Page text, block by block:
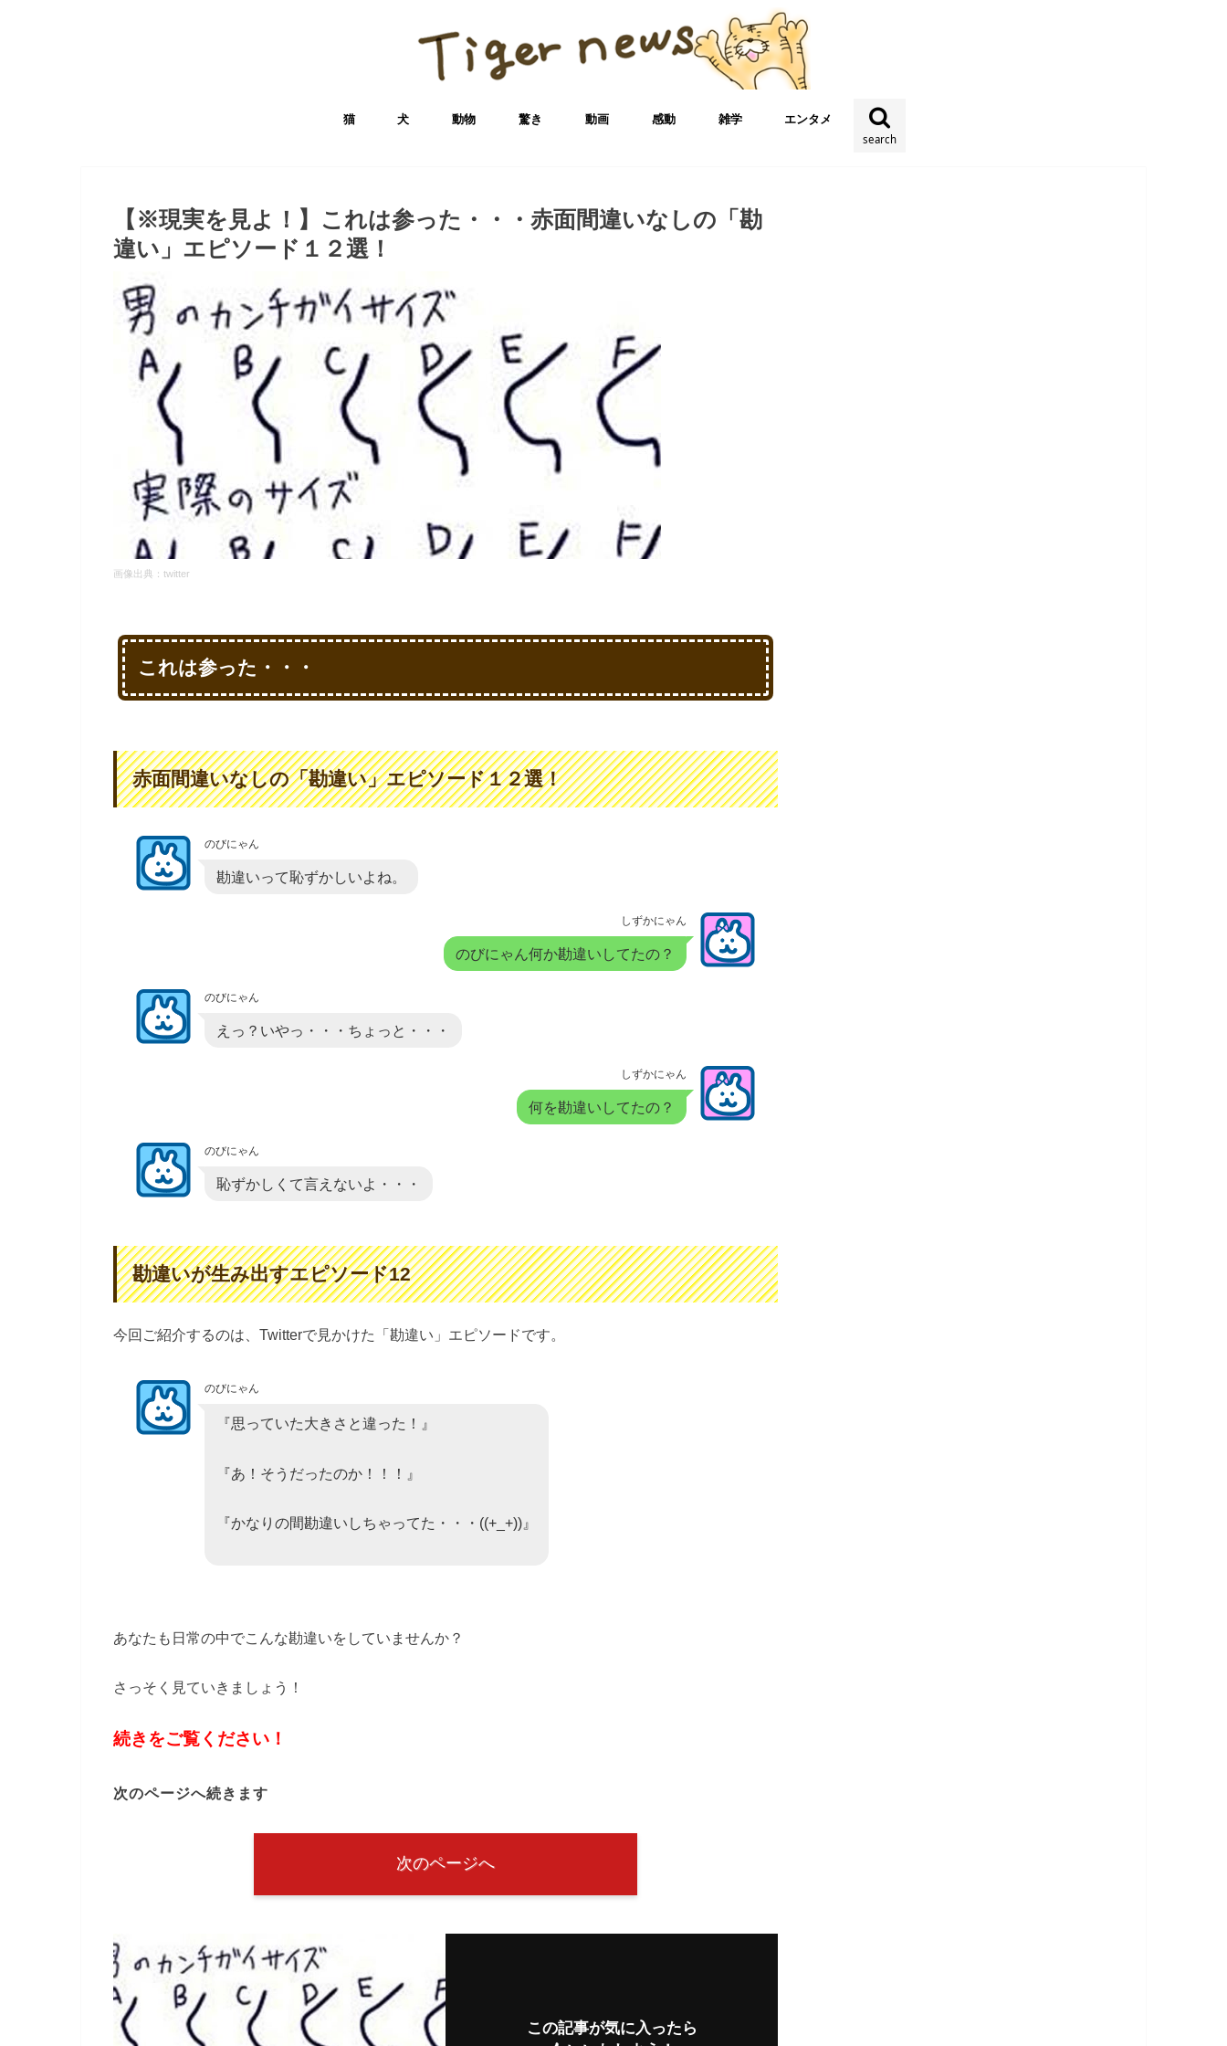
search
猫 犬 動物 驚き 動画 感動 雑学 エンタメ
【※現実を見よ！】これは参った・・・赤面間違いなしの「勘
違い」エピソード１２選！
画像出典：twitter
これは参った・・・
赤面間違いなしの「勘違い」エピソード１２選！
のびにゃん
勘違いって恥ずかしいよね。
しずかにゃん
のびにゃん何か勘違いしてたの？
のびにゃん
えっ？いやっ・・・ちょっと・・・
しずかにゃん
何を勘違いしてたの？
のびにゃん
恥ずかしくて言えないよ・・・
勘違いが生み出すエピソード12
今回ご紹介するのは、Twitterで見かけた「勘違い」エピソードです。
のびにゃん
『思っていた大きさと違った！』
『あ！そうだったのか！！！』
『かなりの間勘違いしちゃってた・・・((+_+))』
あなたも日常の中でこんな勘違いをしていませんか？
さっそく見ていきましょう！
続きをご覧ください！
次のページへ続きます
次のページへ
この記事が気に入ったら